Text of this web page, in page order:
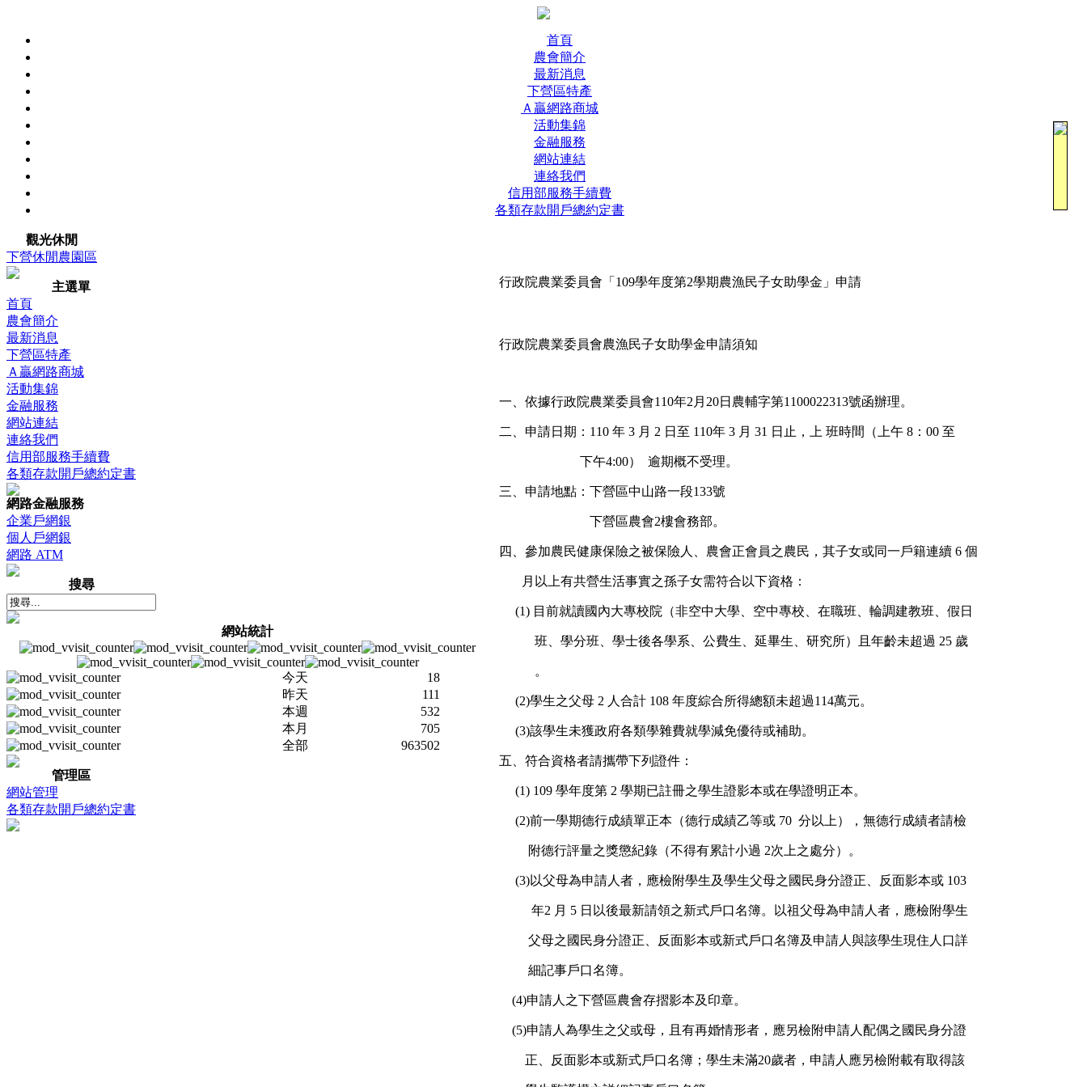
首頁
農會簡介
最新消息
下營區特產
Ａ贏網路商城
活動集錦
金融服務
網站連結
連絡我們
信用部服務手續費
各類存款開戶總約定書
觀光休閒
下營休閒農園區
主選單
首頁
農會簡介
最新消息
下營區特產
Ａ贏網路商城
活動集錦
金融服務
網站連結
連絡我們
信用部服務手續費
各類存款開戶總約定書
網路金融服務
企業戶網銀
個人戶網銀
網路 ATM
搜尋
網站統計
今天
18
昨天
111
本週
532
本月
705
全部
963502
管理區
網站管理
各類存款開戶總約定書
行政院農業委員會「109學年度第2學期農漁民子女助學金」申請
行政院農業委員會農漁民子女助學金申請須知
一、依據行政院農業委員會110年2 月 20日農輔字第1100022313號函辦理。
二、申請日期： 110 年 3 月 2 日至 110年 3 月 31 日止，上 班時間（上午 8 ： 00 至
下午4:00） 逾期概不受理。
三、申請地點：下營區中山路一段133號
下營區農會2樓會務部。
四、參加農民健康保險之被保險人、農會正會員之農民，其子女或同一戶籍連續 6 個
月以上有共營生活事實之孫子女需符合以下資格：
(1) 目前就讀國內大專校院（非空中大學、空中專校、在職班、輪調建教班、假日
班、學分班、學士後各學系、公費生、延畢生、研究所）且年齡未超過 25 歲
。
(2)學生之父母 2 人合計 108 年度綜合所得總額未超過114萬元。
(3)該學生未獲政府各類學雜費就學減免優待或補助。
五、符合資格者請攜帶下列證件：
(1) 109 學年度第 2 學期已註冊之學生證影本或在學證明正本。
(2)前一學期德行成績單正本（德行成績乙等或 70 分以上），無德行成績者請檢
附德行評量之獎懲紀錄（不得有累計小過 2次上之處分）。
(3)以父母為申請人者，應檢附學生及學生父母之國民身分證正、反面影本或 103
年2 月 5 日以後最新請領之新式戶口名簿。以祖父母為申請人者，應檢附學生
父母之國民身分證正、反面影本或新式戶口名簿及申請人與該學生現住人口詳
細記事戶口名簿。
(4)申請人之下營區農會存摺影本及印章。
(5)申請人為學生之父或母，且有再婚情形者，應另檢附申請人配偶之國民身分證
正、反面影本或新式戶口名簿；學生未滿20歲者，申請人應另檢附載有取得該